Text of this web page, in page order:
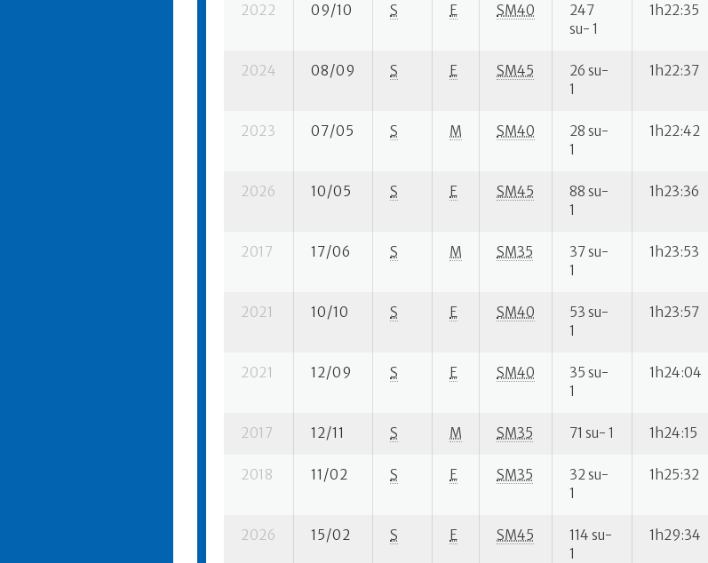
2022 09/10 S E SM40
247
su- 1
1h22:35
2024 08/09 S E SM45
26 su-
1
1h22:37
2023 07/05 S M SM40
28 su-
1
1h22:42
2026 10/05 S E SM45
88 su-
1
1h23:36
2017 17/06 S M SM35
37 su-
1
1h23:53
2021 10/10 S E SM40
53 su-
1
1h23:57
2021 12/09 S E SM40
35 su-
1
1h24:04
2017 12/11 S M SM35 71 su- 1 1h24:15
2018 11/02 S E SM35
32 su-
1
1h25:32
2026 15/02 S E SM45
114 su-
1
1h29:34